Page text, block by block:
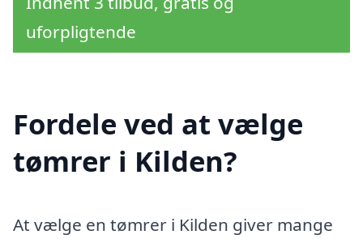
uforpligtende
Fordele ved at vælge
tømrer i Kilden?
At vælge en tømrer i Kilden giver mange